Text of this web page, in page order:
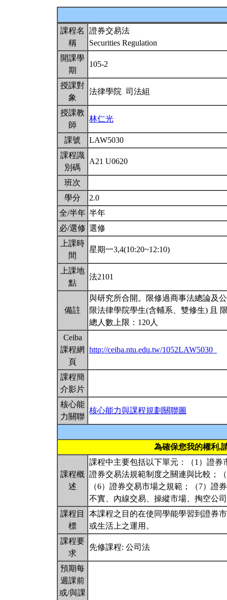
課程名
稱
證券交易法
Securities Regulation
開課學
期
105-2
授課對
象
法律學院 司法組
授課教
師
林仁光
課號
LAW5030
課程識
別碼
A21 U0620
班次
學分
2.0
全/半年 半年
必/選修 選修
上課時
間
星期一3,4(10:20~12:10)
上課地
點
法2101
備註
與研究所合開。限修過商事法總論及
限法律學院學生(含輔系、雙修生) 且
總人數上限：120人
Ceiba
課程網
頁
http://ceiba.ntu.edu.tw/1052LAW5030_
課程簡
介影片
核心能
力關聯
核心能力與課程規劃關聯圖
為確保您我的權利,
課程概
述
課程中主要包括以下單元：（1）證
證券交易法規範制度之關連與比較；
（6）證券交易市場之規範；（7）證
不實、內線交易、操縱市場、掏空公
課程目
標
本課程之目的在使同學能學習到證券
或生活上之運用。
課程要
求
先修課程: 公司法
預期每
週課前
或/與課